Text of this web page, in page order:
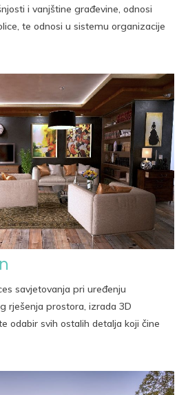
i vanjštine građevine, odnosi
te odnosi u sistemu organizacije
savjetovanja pri uređenju
rješenja prostora, izrada 3D
odabir svih ostalih detalja koji čine